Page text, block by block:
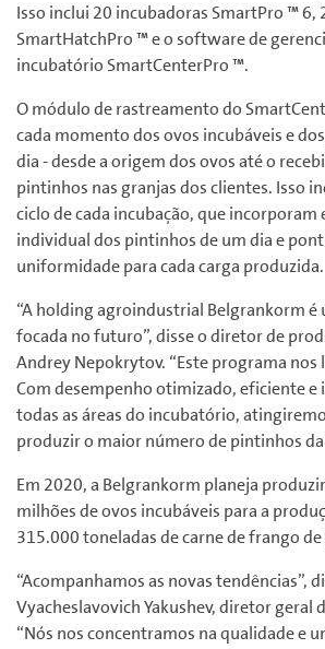
Isso inclui 20 incubadoras SmartPro ™ 6,
SmartHatchPro ™ e o software de
incubatório SmartCenterPro ™.
O módulo de rastreamento do
cada momento dos ovos incubáveis e
dia - desde a origem dos ovos até o
pintinhos nas granjas dos clientes. Isso
ciclo de cada incubação, que incorporam
individual dos pintinhos de um dia e
uniformidade para cada carga produzida.
“A holding agroindustrial Belgrankorm é
focada no futuro”, disse o diretor de
Andrey Nepokrytov. “Este programa nos
Com desempenho otimizado, eficiente
todas as áreas do incubatório,
produzir o maior número de pintinhos
Em 2020, a Belgrankorm planeja
milhões de ovos incubáveis para a
315.000 toneladas de carne de frango
“Acompanhamos as novas tendências”,
Vyacheslavovich Yakushev, diretor geral
“Nós nos concentramos na qualidade e